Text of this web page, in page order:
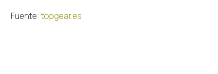
Fuente:topgear.es